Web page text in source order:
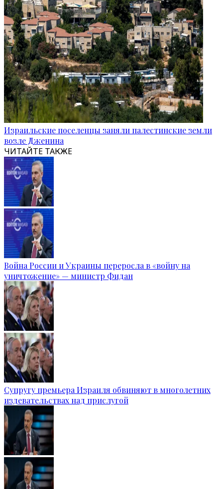
Израильские поселенцы заняли палестинские земли
возле Дженина
ЧИТАЙТЕ ТАКЖЕ
Война России и Украины переросла в «войну на
уничтожение» — министр Фидан
Супругу премьера Израиля обвиняют в многолетних
издевательствах над прислугой